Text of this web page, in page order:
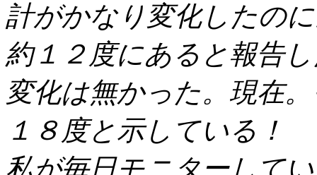
計がかなり変化したの
約１２度にあると報告
変化は無かった。現在
１８度と示している！
私が毎日モニターして